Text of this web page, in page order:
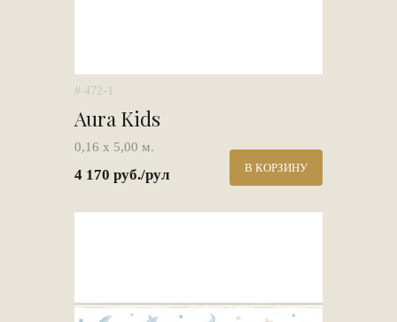
# 472-1
Aura Kids
0,16 х 5,00 м.
4 170 руб./рул В КОРЗИНУ